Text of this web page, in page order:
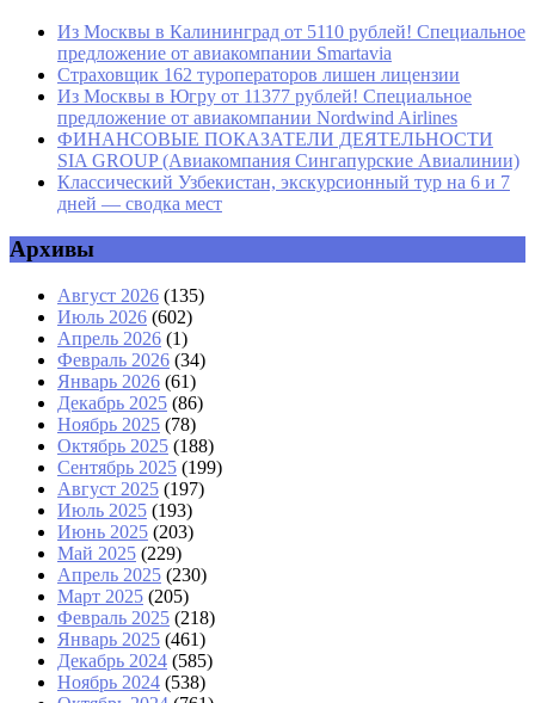
Из Москвы в Калининград от 5110 рублей! Специальное
предложение от авиакомпании Smartavia
Страховщик 162 туроператоров лишен лицензии
Из Москвы в Югру от 11377 рублей! Специальное
предложение от авиакомпании Nordwind Airlines
ФИНАНСОВЫЕ ПОКАЗАТЕЛИ ДЕЯТЕЛЬНОСТИ
SIA GROUP (Авиакомпания Сингапурские Авиалинии)
Классический Узбекистан, экскурсионный тур на 6 и 7
дней — сводка мест
Архивы
Август 2026 (135)
Июль 2026 (602)
Апрель 2026 (1)
Февраль 2026 (34)
Январь 2026 (61)
Декабрь 2025 (86)
Ноябрь 2025 (78)
Октябрь 2025 (188)
Сентябрь 2025 (199)
Август 2025 (197)
Июль 2025 (193)
Июнь 2025 (203)
Май 2025 (229)
Апрель 2025 (230)
Март 2025 (205)
Февраль 2025 (218)
Январь 2025 (461)
Декабрь 2024 (585)
Ноябрь 2024 (538)